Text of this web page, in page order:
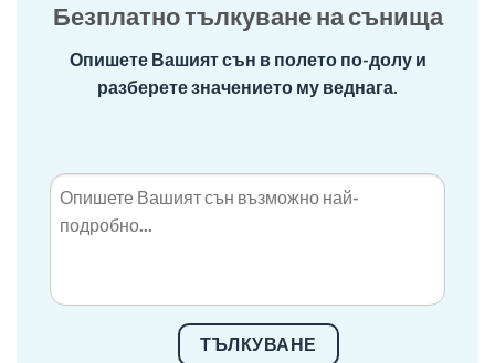
Безплатно тълкуване на сънища
Опишете Вашият сън в полето по-долу и
разберете значението му веднага.
ТЪЛКУВАНЕ